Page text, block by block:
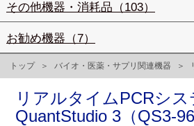
その他機器・消耗品（103）
お勧め機器（7）
トップ バイオ・医薬・サプリ関連機器
リアルタイムPCRシ
QuantStudio 3（QS3-